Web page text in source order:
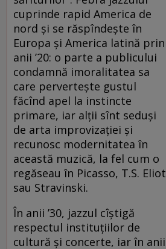
cuprinde rapid America de
nord și se răspîndește în
Europa și America latină prin
anii ’20: o parte a publicului
condamnă imoralitatea sa
care pervertește gustul
făcînd apel la instincte
primare, iar alții sînt seduși
de arta improvizației și
recunosc modernitatea în
această muzică, la fel cum o
regăseau în Picasso, T.S. Eliot
sau Stravinski.
În anii ’30, jazzul cîștigă
respectul instituțiilor de
cultură și concerte, iar în anii